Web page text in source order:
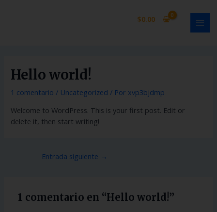
$0.00
Hello world!
1 comentario / Uncategorized / Por xvp3bjdmp
Welcome to WordPress. This is your first post. Edit or
delete it, then start writing!
Entrada siguiente →
1 comentario en “Hello world!”